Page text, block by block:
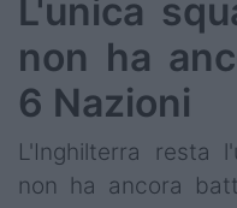
L'unica
non ha
6 Nazioni
L'Inghilterra resta
non ha ancora